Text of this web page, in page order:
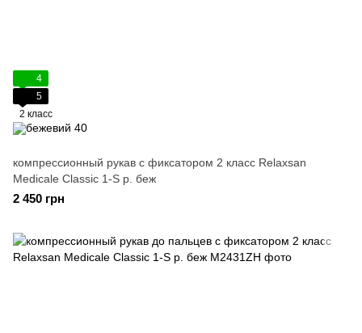
4
5
2 класс
компрессионный рукав с фиксатором 2 класс Relaxsan
Medicale Classic 1-S р. беж
2 450 грн